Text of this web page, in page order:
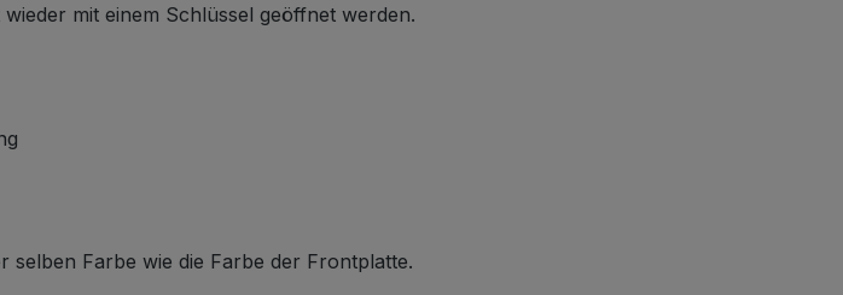
mit einem Schlüssel geöffnet werden.
selben Farbe wie die Farbe der Frontplatte.